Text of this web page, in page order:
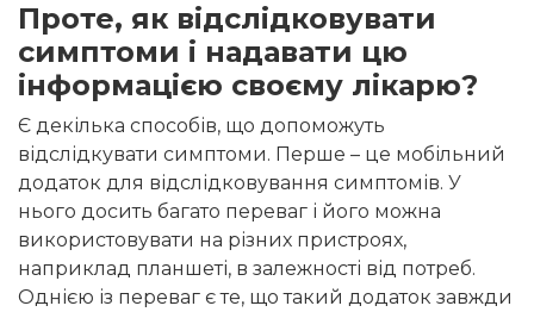
Проте, як відслідковувати
симптоми і надавати цю
інформацією своєму лікарю?
Є декілька способів, що допоможуть
відслідкувати симптоми. Перше – це мобільний
додаток для відслідковування симптомів. У
нього досить багато переваг і його можна
використовувати на різних пристроях,
наприклад планшеті, в залежності від потреб.
Однією із переваг є те, що такий додаток завжди